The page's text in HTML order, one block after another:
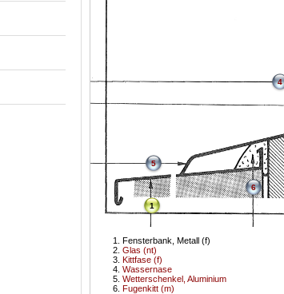
1
Fensterbank, Metall (f)
Glas (nt)
Kittfase (f)
Wassernase
4
Wetterschenkel, Aluminium
5
Fugenkitt (m)
6